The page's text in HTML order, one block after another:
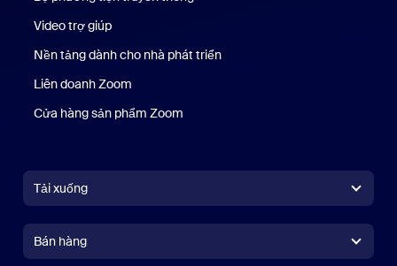
Video trợ giúp
Nền tảng dành cho nhà phát triển
Liên doanh Zoom
Cửa hàng sản phẩm Zoom
Tải xuống
Ứng dụng Zoom RoomsỨng dụng Zoom Rooms
Bán hàng